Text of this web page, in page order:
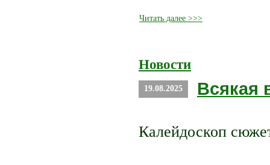
Читать далее >>>
Новости
19.08.2025 Всякая
Калейдоскоп